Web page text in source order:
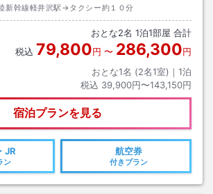
新幹線軽井沢駅→タクシー約１０分
おとな2名 1泊1部屋 合計
税込 79,800円 〜 286,300円
おとな1名 (2名1室)｜ 1泊
税込 39,900円〜143,150円
宿泊プランを見る
JR
ン
航空券
付きプラン